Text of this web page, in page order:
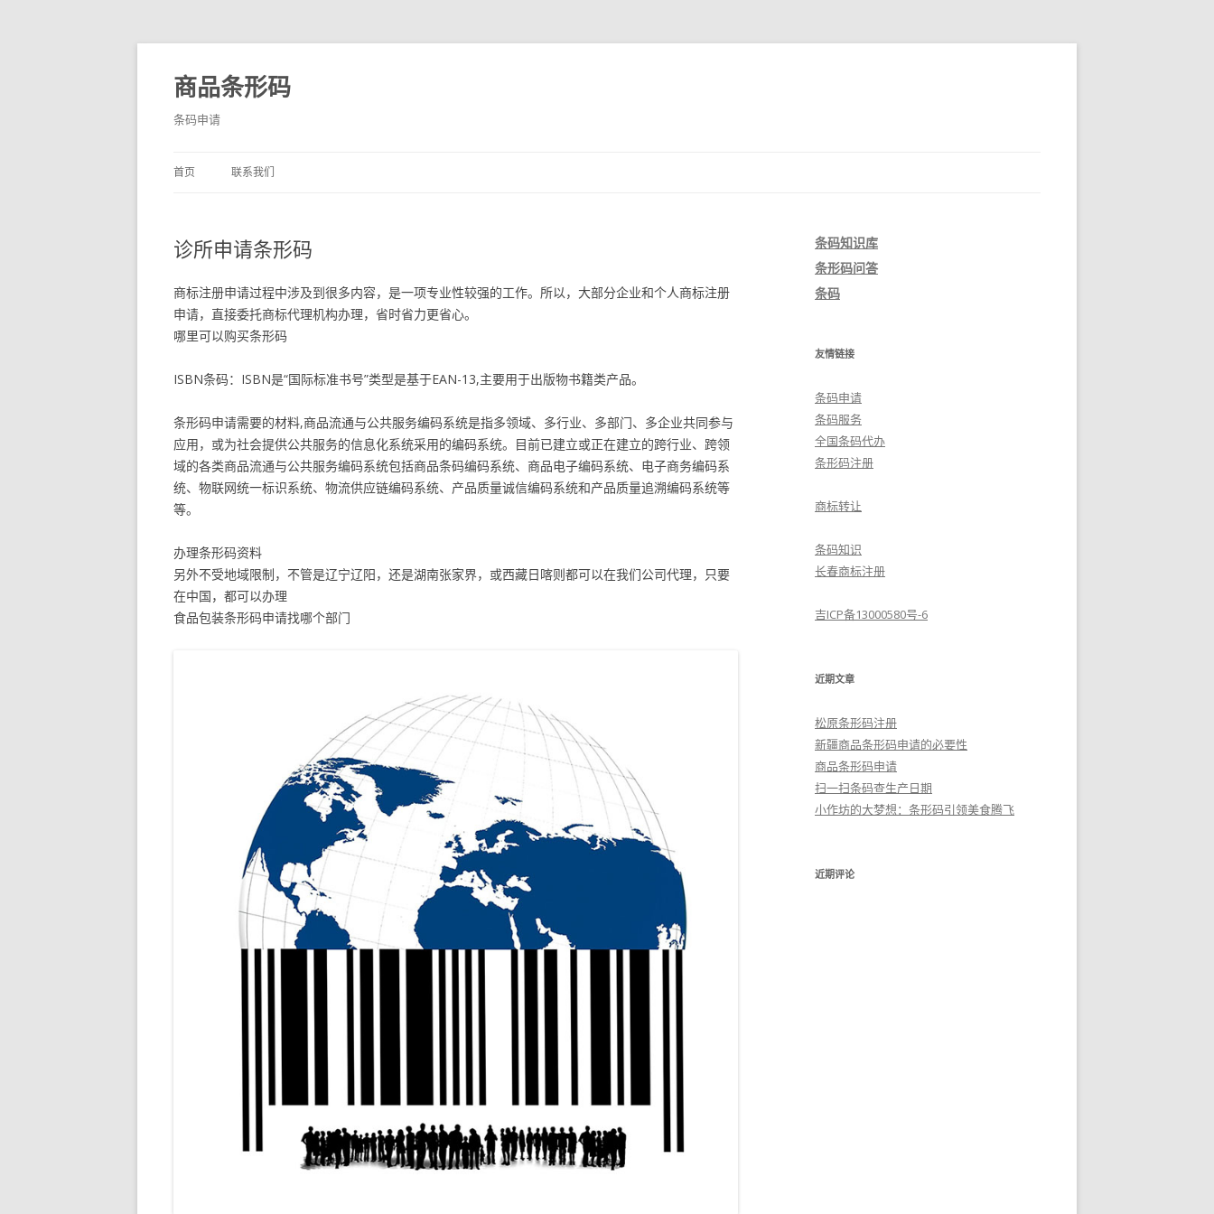
商品条形码
条码申请
首页 联系我们
诊所申请条形码
商标注册申请过程中涉及到很多内容，是一项专业性较强的工作。所以，大部分企业和个人商标注册
申请，直接委托商标代理机构办理，省时省力更省心。
哪里可以购买条形码
ISBN条码：ISBN是“国际标准书号”类型是基于EAN-13,主要用于出版物书籍类产品。
条形码申请需要的材料,商品流通与公共服务编码系统是指多领域、多行业、多部门、多企业共同参与
应用，或为社会提供公共服务的信息化系统采用的编码系统。目前已建立或正在建立的跨行业、跨领
域的各类商品流通与公共服务编码系统包括商品条码编码系统、商品电子编码系统、电子商务编码系
统、物联网统一标识系统、物流供应链编码系统、产品质量诚信编码系统和产品质量追溯编码系统等
等。
办理条形码资料
另外不受地域限制，不管是辽宁辽阳，还是湖南张家界，或西藏日喀则都可以在我们公司代理，只要
在中国，都可以办理
食品包装条形码申请找哪个部门
条码知识库
条形码问答
条码
友情链接
条码申请
条码服务
全国条码代办
条形码注册
商标转让
条码知识
长春商标注册
吉ICP备13000580号-6
近期文章
松原条形码注册
新疆商品条形码申请的必要性
商品条形码申请
扫一扫条码查生产日期
小作坊的大梦想：条形码引领美食腾飞
近期评论